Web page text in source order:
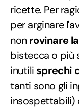
ricette. Per
per arginare
nonrovinare
bistecca o più
inutili sprechi
tanti sono gli
insospettabili)